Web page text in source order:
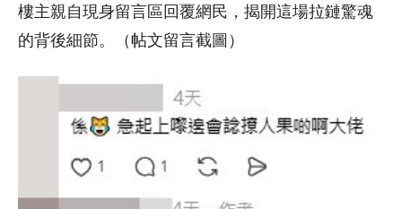
樓主親自現身留言區回覆網民，揭開這場拉鏈驚魂
的背後細節。（帖文留言截圖）